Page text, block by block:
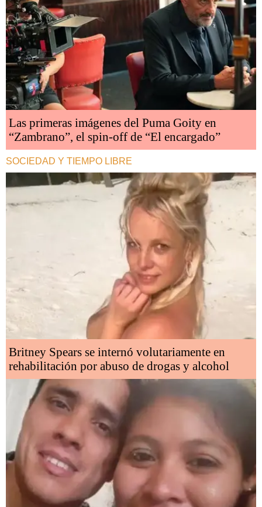
Las primeras imágenes del Puma Goity en
“Zambrano”, el spin-off de “El encargado”
SOCIEDAD Y TIEMPO LIBRE
Britney Spears se internó volutariamente en
rehabilitación por abuso de drogas y alcohol